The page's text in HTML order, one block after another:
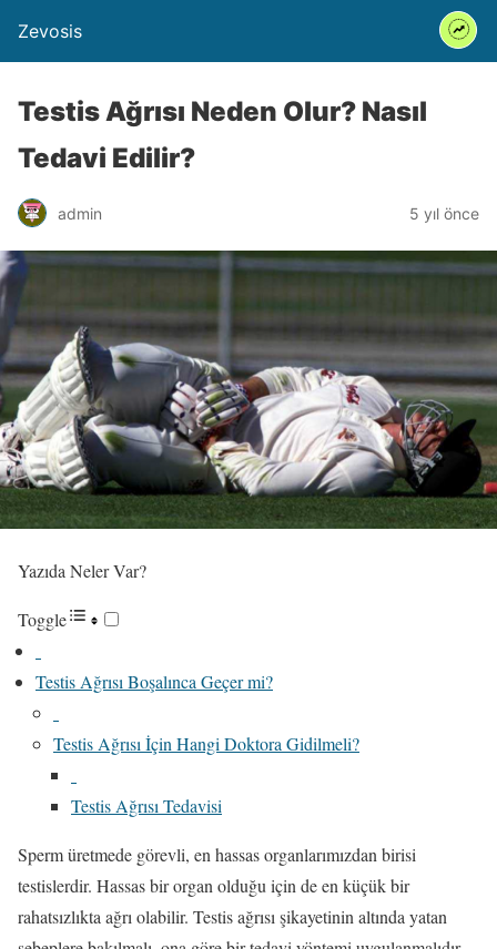
Zevosis
Testis Ağrısı Neden Olur? Nasıl
Tedavi Edilir?
admin 5 yıl önce
Yazıda Neler Var?
Toggle
Testis Ağrısı Boşalınca Geçer mi?
Testis Ağrısı İçin Hangi Doktora Gidilmeli?
Testis Ağrısı Tedavisi
Sperm üretmede görevli, en hassas organlarımızdan birisi
testislerdir. Hassas bir organ olduğu için de en küçük bir
rahatsızlıkta ağrı olabilir. Testis ağrısı şikayetinin altında yatan